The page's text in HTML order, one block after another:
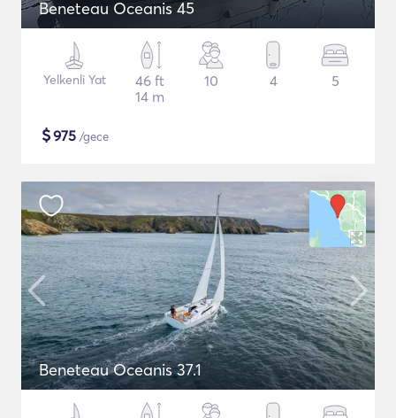
Beneteau Oceanis 45
Yelkenli Yat
46 ft
14 m
10 4 5
$975 /gece
Beneteau Oceanis 37.1